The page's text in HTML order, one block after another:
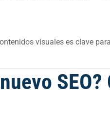
visuales es clave